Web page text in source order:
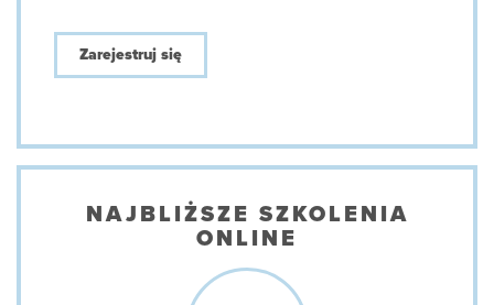
Zarejestruj się
NAJBLIŻSZE SZKOLENIA
ONLINE